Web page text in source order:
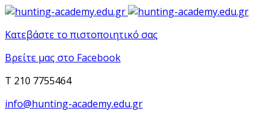
Κατεβάστε το πιστοποιητικό σας
Βρείτε μας στο Facebook
T 210 7755464
info@hunting-academy.edu.gr